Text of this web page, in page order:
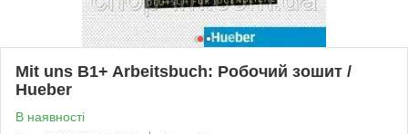
Mit uns B1+ Arbeitsbuch: Робочий зошит /
Hueber
В наявності